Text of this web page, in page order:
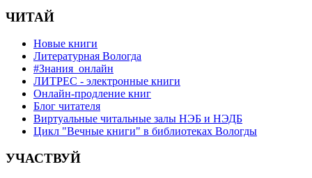
ЧИТАЙ
Новые книги
Литературная Вологда
#Знания_онлайн
ЛИТРЕС - электронные книги
Онлайн-продление книг
Блог читателя
Виртуальные читальные залы НЭБ и НЭДБ
Цикл "Вечные книги" в библиотеках Вологды
УЧАСТВУЙ